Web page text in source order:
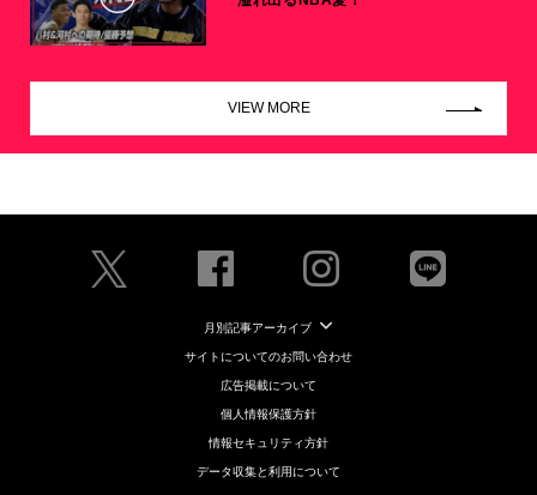
VIEW MORE
月別記事アーカイブ
サイトについてのお問い合わせ
広告掲載について
個人情報保護方針
情報セキュリティ方針
データ収集と利用について